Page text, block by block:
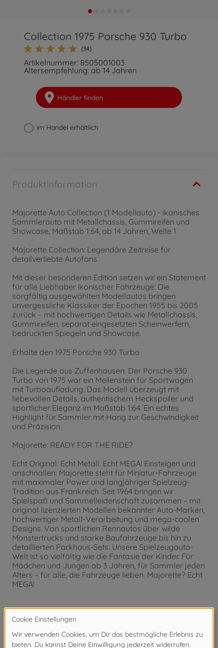
Collection 1975 Porsche 930 Turbo
(34)
Artikelnummer: 8505001003
Altersempfehlung: ab 14 Jahren
Händler finden
im Handel erhältlich
Produktinformation
Majorette Auto Collection (1 Modellauto) - ikonisches
Sammlerauto mit Metallchassis, Gummireifen und
Showcase, Maßstab 1:64, ab 14 Jahren, Welle 1
Majorette Collection: Legendäre Zeitreise für
detailverliebte Autofans
Mit dieser besonderen Edition setzen wir ein Statement
für alle Liebhaber ikonischer Fahrzeuge: Die
sorgfältig ausgewählten Modellautos bringen
unvergessliche Klassiker der Epochen 1955 bis 2005
zurück – mit hochwertigen Details wie Metallchassis,
Gummireifen, separat eingesetzten Scheinwerfern,
bedruckten Spiegeln und Showcase.
Erhalte den 1975 Porsche 930 Turbo
Die Legende aus Zuffenhausen: Der Porsche 930
Turbo von 1975 war ein Meilenstein für Sportwagen
mit Turboaufladung. Das Modell überzeugt mit
liebevollen Details, authentischem Heckspoiler und
sportlicher Eleganz im Maßstab 1:64. Ein echtes
Highlight für Sammler mit Hang zur Geschwindigkeit
und Präzision.
Majorette: READY FOR THE RIDE?
Echt Original. Echt Metall. Echt MEGA! Einsteigen und
anschnallen: Majorette steht für Miniatur-Fahrzeuge
mit maximaler Power und langjähriger Spielzeug-
Tradition aus Frankreich. Seit 1964 bringen wir
Spielspaß und Sammelleidenschaft zusammen – mit
original lizenzierten Modellen bekannter Auto-Marken,
hochwertiger Metall-Verarbeitung und mega-coolen
Designs. Von sportlichen Rennautos über wilde
Monstertrucks und starke Baufahrzeuge bis hin zu
detaillierten Parkhaus-Sets: Unsere Spielzeugauto-
Welt ist so vielfältig wie die Fantasie der Kinder. Für
Mädchen und Jungen ab 3 Jahren, für Sammler jeden
Alters – für alle, die Fahrzeuge lieben. Majorette? Echt
MEGA!
Achtung!Nicht für Kinder unter 14 Jahren geeignet.